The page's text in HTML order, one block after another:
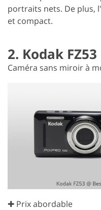
portraits nets. De plus,
et compact.
2. Kodak FZ53
Caméra sans miroir à
✚ Prix abordable